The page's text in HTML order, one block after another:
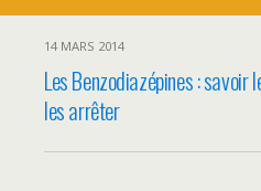
14 MARS 2014
Les Benzodiazépines : savoir
les arrêter